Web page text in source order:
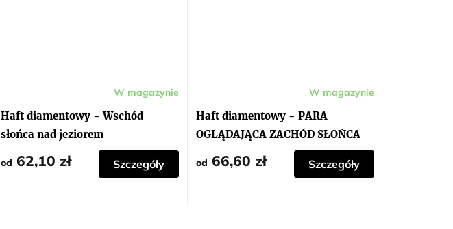
Haft diamentowy - Wschód
słońca nad jeziorem
W magazynie
od 62,10 zł Szczegóły
Haft diamentowy - PARA
OGLĄDAJĄCA ZACHÓD SŁOŃCA
W magazynie
od 66,60 zł Szczegóły